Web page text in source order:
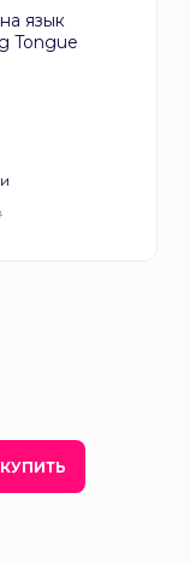
язык
Tongue
КУПИТЬ